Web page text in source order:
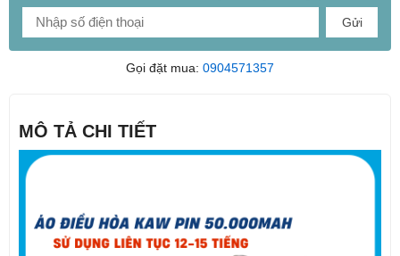
Gửi
Gọi đặt mua: 0904571357
MÔ TẢ CHI TIẾT